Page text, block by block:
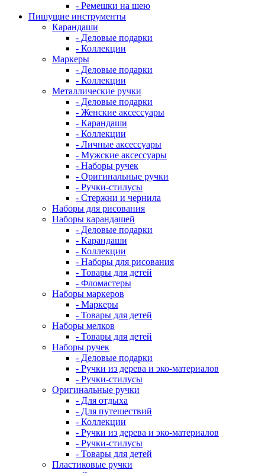
- Ремешки на шею
Пишущие инструменты
Карандаши
- Деловые подарки
- Коллекции
Маркеры
- Деловые подарки
- Коллекции
Металлические ручки
- Деловые подарки
- Женские аксессуары
- Карандаши
- Коллекции
- Личные аксессуары
- Мужские аксессуары
- Наборы ручек
- Оригинальные ручки
- Ручки-стилусы
- Стержни и чернила
Наборы для рисования
Наборы карандашей
- Деловые подарки
- Карандаши
- Коллекции
- Наборы для рисования
- Товары для детей
- Фломастеры
Наборы маркеров
- Маркеры
- Товары для детей
Наборы мелков
- Товары для детей
Наборы ручек
- Деловые подарки
- Ручки из дерева и эко-материалов
- Ручки-стилусы
Оригинальные ручки
- Для отдыха
- Для путешествий
- Коллекции
- Ручки из дерева и эко-материалов
- Ручки-стилусы
- Товары для детей
Пластиковые ручки